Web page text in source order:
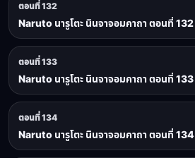
ตอนที่ 132
Naruto นารูโตะ นินจาจอมคาถา ตอนที่ 132
ตอนที่ 133
Naruto นารูโตะ นินจาจอมคาถา ตอนที่ 133
ตอนที่ 134
Naruto นารูโตะ นินจาจอมคาถา ตอนที่ 134